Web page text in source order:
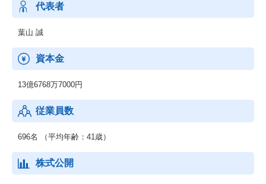
ファイル転送ツールのデファクトスタンダード（業界標準）であ
り、国内シェアＮｏ．１を誇る。
データセンター事業。
グループ会社の（株）フェスと連携し、２４時間３６５日体制で
代表者
葉山 誠
資本金
13億6768万7000円
従業員数
696名 （平均年齢：41歳）
株式公開